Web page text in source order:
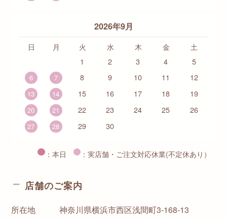
2026年9月
日 月 火 水 木 金
土
1
2 3 4 5
6 7 8 9 10 11 12
13 14 15 16 17 18 19
20 21 22 23 24 25 26
27 28 29 30
：本日 ：実店舗・ご注文対応休業(不定休あり）
店舗のご案内
所在地
神奈川県横浜市西区浅間町3-168-13